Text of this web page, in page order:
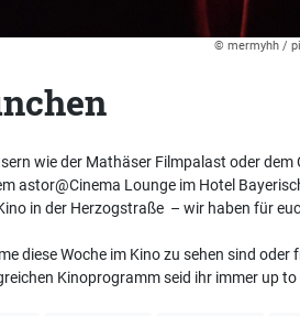
© mermyhh /
wie der Mathäser Filmpalast oder
astor@Cinema Lounge im Hotel
in der Herzogstraße – wir haben für
diese Woche im Kino zu sehen sind
Kinoprogramm seid ihr immer up to